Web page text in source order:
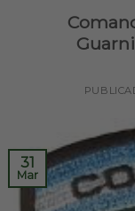
31
Mar